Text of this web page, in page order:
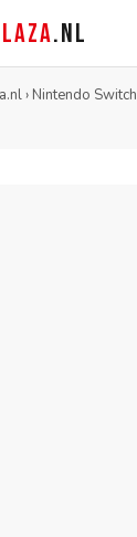
.NL
› Nintendo Switch